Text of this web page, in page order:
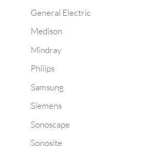
General Electric
Medison
Mindray
Philips
Samsung
Siemens
Sonoscape
Sonosite